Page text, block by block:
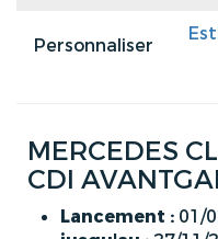
Personnaliser
MERCEDES
CDI
Lancement : 01/